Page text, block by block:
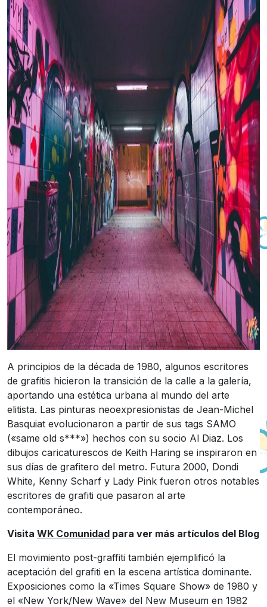
A principios de la década de 1980, algunos escritores
de grafitis hicieron la transición de la calle a la galería,
aportando una estética urbana al mundo del arte
elitista. Las pinturas neoexpresionistas de Jean-Michel
Basquiat evolucionaron a partir de sus tags SAMO
(«same old s***») hechos con su socio Al Diaz. Los
dibujos caricaturescos de Keith Haring se inspiraron en
sus días de grafitero del metro. Futura 2000, Dondi
White, Kenny Scharf y Lady Pink fueron otros notables
escritores de grafiti que pasaron al arte
contemporáneo.
Visita WK Comunidad para ver más artículos del Blog
El movimiento post-graffiti también ejemplificó la
aceptación del grafiti en la escena artística dominante.
Exposiciones como la «Times Square Show» de 1980 y
el «New York/New Wave» del New Museum en 1982